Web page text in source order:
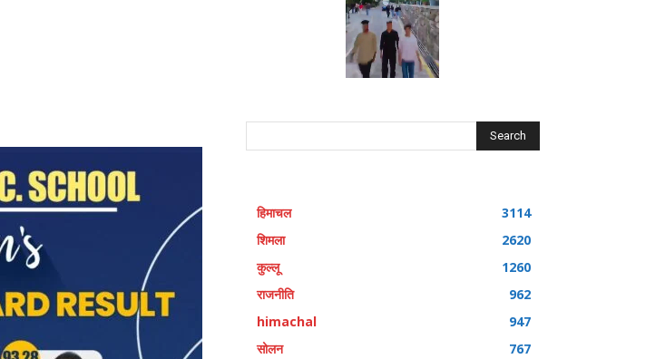
Search
हिमाचल
3114
शिमला
2620
कुल्लू
1260
राजनीति
962
himachal
947
सोलन
767